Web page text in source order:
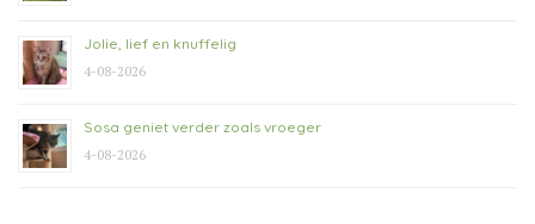
Jolie, lief en knuffelig
4-08-2026
Sosa geniet verder zoals vroeger
4-08-2026